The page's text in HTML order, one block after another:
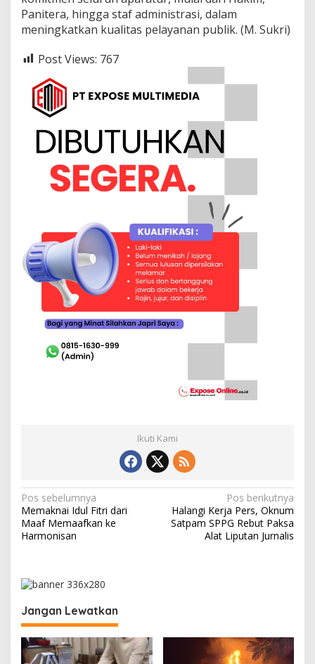
Panitera, hingga staf administrasi, dalam
meningkatkan kualitas pelayanan publik. (M. Sukri)
Post Views: 767
Ikuti Kami
N
a
v
g
s
i
p
Pos sebelumnya
Memaknai Idul Fitri dari
Maaf Memaafkan ke
Harmonisan
Pos berikutnya
Halangi Kerja Pers, Oknum
Satpam SPPG Rebut Paksa
Alat Liputan Jurnalis
Jangan Lewatkan